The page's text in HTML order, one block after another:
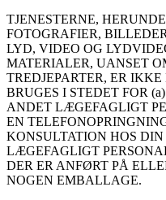
TJENESTERNE,
FOTOGRAFIER,
LYD, VIDEO OG
MATERIALER, UANSET
TREDJEPARTER, ER
BRUGES I STEDET FOR
ANDET LÆGEFAGLIGT
EN
KONSULTATION HOS
LÆGEFAGLIGT
DER ER ANFØRT PÅ
NOGEN EMBALLAGE.